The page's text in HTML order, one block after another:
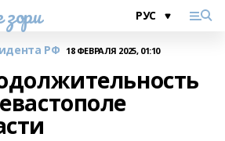
РФ 18 ФЕВРАЛЯ 2025, 01:10